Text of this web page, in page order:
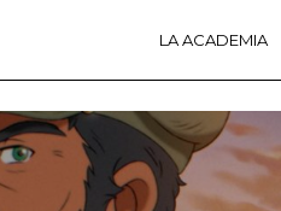
LA ACADEMIA
LA